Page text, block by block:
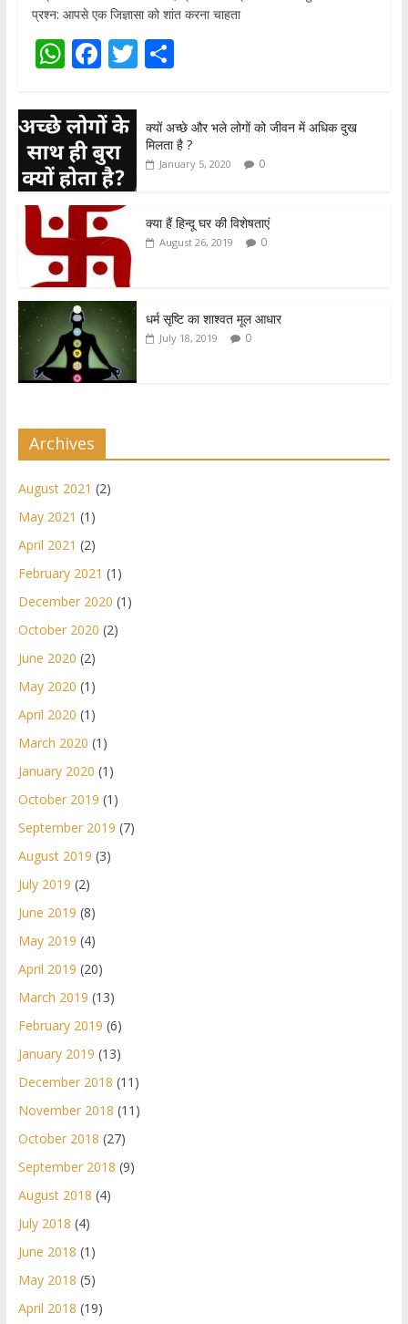
प्रश्न: आपसे एक जिज्ञासा को शांत करना चाहता
W
at
s
A
p
p
F
e
b
o
o
k
T
itt
er
S
ar
e
क्यों अच्छे और भले लोगों को जीवन में अधिक दुख
मिलता है ?
January 5, 2020 0
क्या हैं हिन्दू घर की विशेषताएं
August 26, 2019 0
धर्म सृष्टि का शाश्वत मूल आधार
July 18, 2019 0
Archives
August 2021 (2)
May 2021 (1)
April 2021 (2)
February 2021 (1)
December 2020 (1)
October 2020 (2)
June 2020 (2)
May 2020 (1)
April 2020 (1)
March 2020 (1)
January 2020 (1)
October 2019 (1)
September 2019 (7)
August 2019 (3)
July 2019 (2)
June 2019 (8)
May 2019 (4)
April 2019 (20)
March 2019 (13)
February 2019 (6)
January 2019 (13)
December 2018 (11)
November 2018 (11)
October 2018 (27)
September 2018 (9)
August 2018 (4)
July 2018 (4)
June 2018 (1)
May 2018 (5)
April 2018 (19)